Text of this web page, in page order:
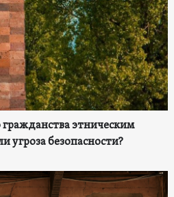
гражданства этническим
угроза безопасности?